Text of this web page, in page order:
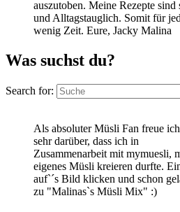
auszutoben. Meine Rezepte sind
und Alltagstauglich. Somit für
wenig Zeit. Eure, Jacky Malina
Was suchst du?
Search for:
Als absoluter Müsli Fan freue
sehr darüber, dass ich in
Zusammenarbeit mit mymuesli,
eigenes Müsli kreieren durfte.
auf`´s Bild klicken und schon
zu "Malinas`s Müsli Mix" :)